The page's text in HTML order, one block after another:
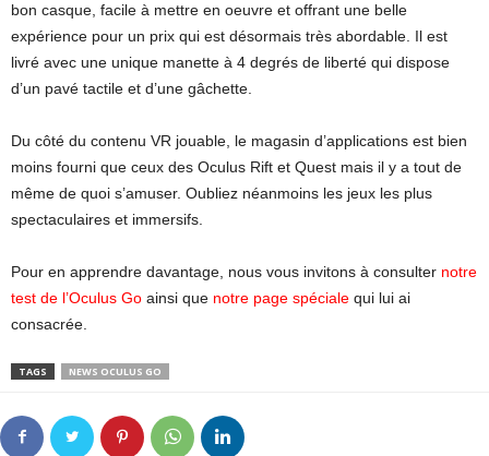
bon casque, facile à mettre en oeuvre et offrant une belle
expérience pour un prix qui est désormais très abordable. Il est
livré avec une unique manette à 4 degrés de liberté qui dispose
d’un pavé tactile et d’une gâchette.
Du côté du contenu VR jouable, le magasin d’applications est bien
moins fourni que ceux des Oculus Rift et Quest mais il y a tout de
même de quoi s’amuser. Oubliez néanmoins les jeux les plus
spectaculaires et immersifs.
Pour en apprendre davantage, nous vous invitons à consulter notre
test de l’Oculus Go ainsi que notre page spéciale qui lui ai
consacrée.
TAGS NEWS OCULUS GO